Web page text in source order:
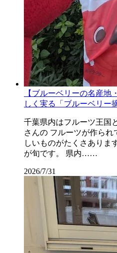
【ブルーベリーの名産地
しく実る「ブルーベリー
千葉県内はフルーツ王国
さんの フルーツが作ら
しいものがたくさありま
が旬です。 県内……
2026/7/31